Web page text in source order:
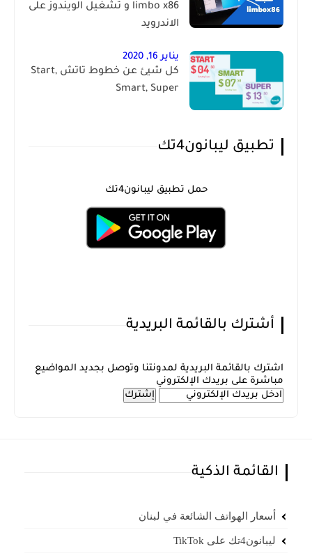
limbo x86 و تشغيل الويندوز على
الاندرويد
يناير 16, 2020
كل شيئ عن خطوط تاتش Start,
Smart, Super
تطبيق ليبانون4تك
حمل تطبيق ليبانون4تك
أشترك بالقائمة البريدية
اشترك بالقائمة البريدية لمدونتنا وتوصل بجديد المواضيع
مباشرة على بريدك الإلكتروني
القائمة الذكية
أسعار الهواتف الشائعة في لبنان
ليبانون4تك على TikTok